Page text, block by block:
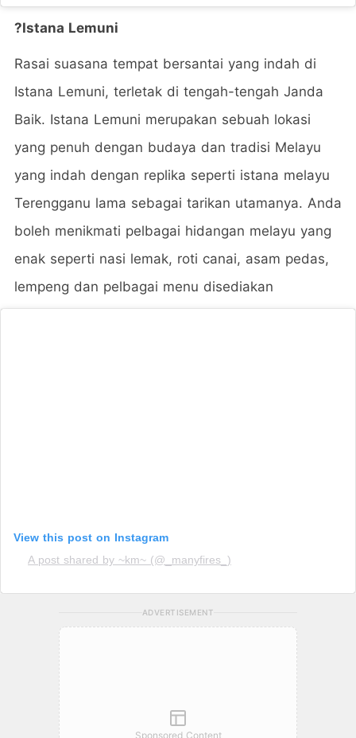
?Istana Lemuni
Rasai suasana tempat bersantai yang indah di
Istana Lemuni, terletak di tengah-tengah Janda
Baik. Istana Lemuni merupakan sebuah lokasi
yang penuh dengan budaya dan tradisi Melayu
yang indah dengan replika seperti istana melayu
Terengganu lama sebagai tarikan utamanya. Anda
boleh menikmati pelbagai hidangan melayu yang
enak seperti nasi lemak, roti canai, asam pedas,
lempeng dan pelbagai menu disediakan
View this post on Instagram
A post shared by ~km~ (@_manyfires_)
ADVERTISEMENT
Sponsored Content